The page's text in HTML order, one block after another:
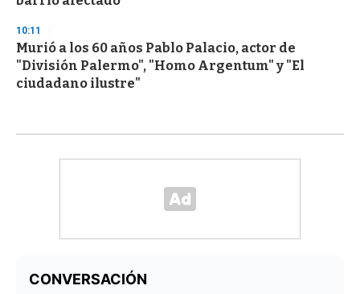
10:11
Murió a los 60 años Pablo Palacio, actor de
"División Palermo", "Homo Argentum" y "El
ciudadano ilustre"